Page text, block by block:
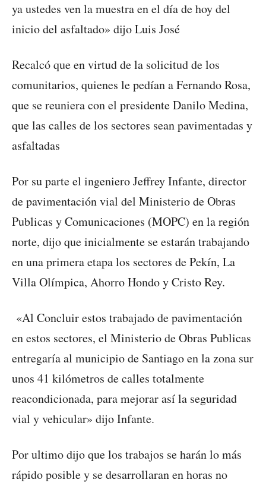
ya ustedes ven la muestra en el día de hoy del
inicio del asfaltado» dijo Luis José
Recalcó que en virtud de la solicitud de los
comunitarios, quienes le pedían a Fernando Rosa,
que se reuniera con el presidente Danilo Medina,
que las calles de los sectores sean pavimentadas y
asfaltadas
Por su parte el ingeniero Jeffrey Infante, director
de pavimentación vial del Ministerio de Obras
Publicas y Comunicaciones (MOPC) en la región
norte, dijo que inicialmente se estarán trabajando
en una primera etapa los sectores de Pekín, La
Villa Olímpica, Ahorro Hondo y Cristo Rey.
«Al Concluir estos trabajado de pavimentación
en estos sectores, el Ministerio de Obras Publicas
entregaría al municipio de Santiago en la zona sur
unos 41 kilómetros de calles totalmente
reacondicionada, para mejorar así la seguridad
vial y vehicular» dijo Infante.
Por ultimo dijo que los trabajos se harán lo más
rápido posible y se desarrollaran en horas no